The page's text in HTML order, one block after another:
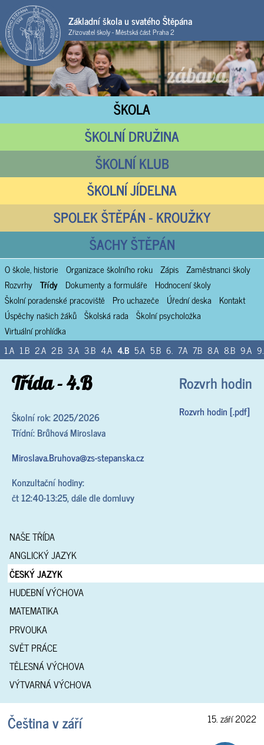
Základní škola u svatého Štěpána
Zřizovatel školy - Městská část Praha 2
ŠKOLA
ŠKOLNÍ DRUŽINA
ŠKOLNÍ KLUB
ŠKOLNÍ JÍDELNA
SPOLEK ŠTĚPÁN - KROUŽKY
ŠACHY ŠTĚPÁN
O škole, historie Organizace školního roku Zápis Zaměstnanci školy
Rozvrhy Třídy Dokumenty a formuláře
Hodnocení školy
Školní poradenské pracoviště
Pro uchazeče Úřední deska
Kontakt
Úspěchy našich žáků Školská rada Školní psycholožka
Virtuální prohlídka
1.A 1.B 2.A 2.B 3.A 3.B 4.A 4.B 5.A 5.B 6. 7.A 7.B 8.A 8.B 9.A
Rozvrh hodin
Rozvrh hodin [.pdf]
Třída - 4.B
Školní rok: 2025/2026
Třídní: Brůhová Miroslava
Miroslava.Bruhova@zs-stepanska.cz
Konzultační hodiny:
čt 12:40-13:25, dále dle domluvy
NAŠE TŘÍDA
ANGLICKÝ JAZYK
ČESKÝ JAZYK
HUDEBNÍ VÝCHOVA
MATEMATIKA
PRVOUKA
SVĚT PRÁCE
TĚLESNÁ VÝCHOVA
VÝTVARNÁ VÝCHOVA
Čeština v září 15. září 2022